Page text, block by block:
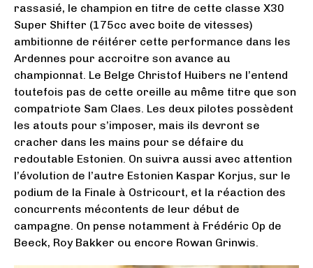
rassasié, le champion en titre de cette classe X30
Super Shifter (175cc avec boite de vitesses)
ambitionne de réitérer cette performance dans les
Ardennes pour accroitre son avance au
championnat. Le Belge Christof Huibers ne l’entend
toutefois pas de cette oreille au même titre que son
compatriote Sam Claes. Les deux pilotes possèdent
les atouts pour s’imposer, mais ils devront se
cracher dans les mains pour se défaire du
redoutable Estonien. On suivra aussi avec attention
l’évolution de l’autre Estonien Kaspar Korjus, sur le
podium de la Finale à Ostricourt, et la réaction des
concurrents mécontents de leur début de
campagne. On pense notamment à Frédéric Op de
Beeck, Roy Bakker ou encore Rowan Grinwis.